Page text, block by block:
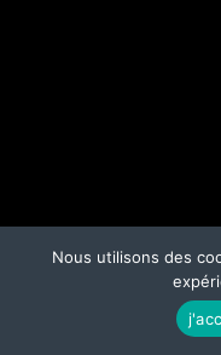
Nous utilisons des